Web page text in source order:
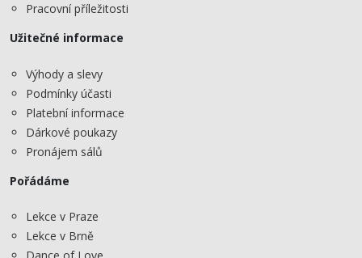
Pracovní příležitosti
Užitečné informace
Výhody a slevy
Podmínky účasti
Platební informace
Dárkové poukazy
Pronájem sálů
Pořádáme
Lekce v Praze
Lekce v Brně